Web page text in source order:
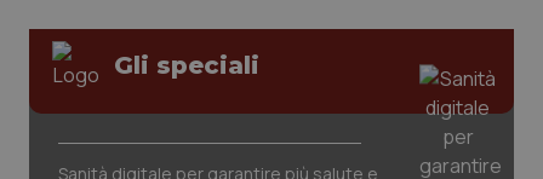
Gli speciali
Sanità digitale per garantire più salute e